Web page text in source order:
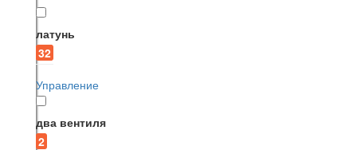
латунь
32
Управление
два вентиля
2